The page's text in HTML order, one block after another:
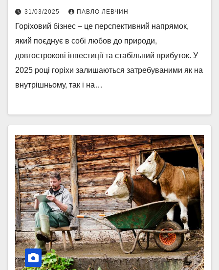
31/03/2025 ПАВЛО ЛЕВЧИН
Горіховий бізнес – це перспективний напрямок,
який поєднує в собі любов до природи,
довгострокові інвестиції та стабільний прибуток. У
2025 році горіхи залишаються затребуваними як на
внутрішньому, так і на…